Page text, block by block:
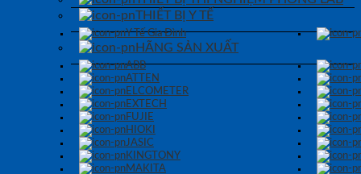
THIẾT BỊ Y TẾ
Y Tế Gia Đình
HÃNG SẢN XUẤT
ABB
ATTEN
ELCOMETER
EXTECH
FUJIE
HIOKI
JASIC
KINGTONY
MAKITA